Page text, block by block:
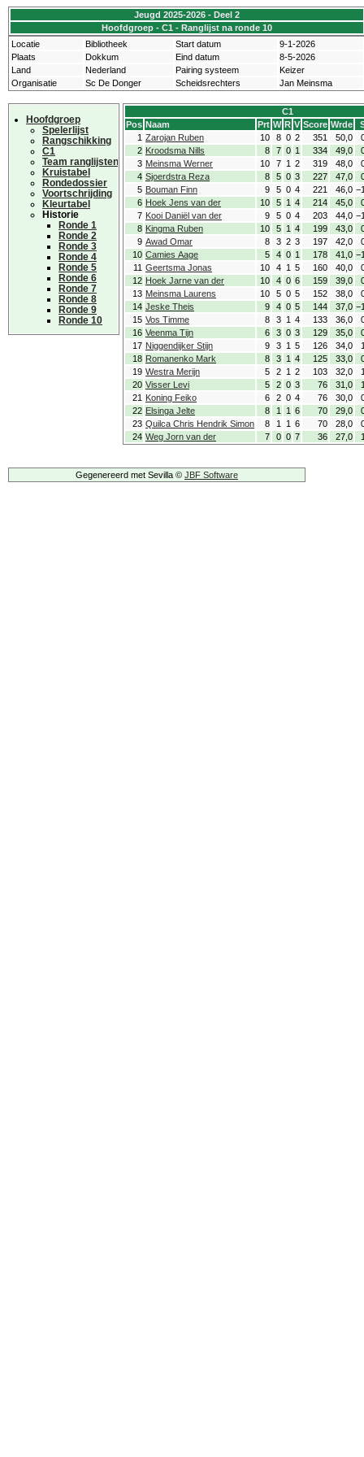
Jeugd 2025-2026 - Deel 2
Hoofdgroep - C1 - Ranglijst na ronde 10
Locatie
Bibliotheek Start datum
9-1-2026
Plaats
Dokkum Eind datum
8-5-2026
Land
Nederland Pairing systeem
Keizer
Organisatie
Sc De Donger Scheidsrechters Jan Meinsma
Hoofdgroep
Spelerlijst
Rangschikking
C1
Team ranglijsten
Kruistabel
Rondedossier
Voortschrijding
Kleurtabel
Historie
Ronde 1
Ronde 2
Ronde 3
Ronde 4
Ronde 5
Ronde 6
Ronde 7
Ronde 8
Ronde 9
Ronde 10
C1
Pos Naam Prt W R V Score Wrde
1 Zarojan Ruben 10 8 0 2 351 50,0
2 Kroodsma Nills 8 7 0 1 334 49,0
3 Meinsma Werner 10 7 1 2 319 48,0
4 Sjoerdstra Reza 8 5 0 3 227 47,0
5 Bouman Finn 9 5 0 4 221 46,0
6 Hoek Jens van der 10 5 1 4 214 45,0
7 Kooi Daniël van der 9 5 0 4 203 44,0
8 Kingma Ruben 10 5 1 4 199 43,0
9 Awad Omar 8 3 2 3 197 42,0
10 Camies Aage 5 4 0 1 178 41,0
11 Geertsma Jonas 10 4 1 5 160 40,0
12 Hoek Jarne van der 10 4 0 6 159 39,0
13 Meinsma Laurens 10 5 0 5 152 38,0
14 Jeske Theis 9 4 0 5 144 37,0
15 Vos Timme 8 3 1 4 133 36,0
16 Veenma Tijn 6 3 0 3 129 35,0
17 Niggendijker Stijn 9 3 1 5 126 34,0
18 Romanenko Mark 8 3 1 4 125 33,0
19 Westra Merijn 5 2 1 2 103 32,0
20 Visser Levi 5 2 0 3 76 31,0
21 Koning Feiko 6 2 0 4 76 30,0
22 Elsinga Jelte 8 1 1 6 70 29,0
23 Quilca Chris Hendrik Simon 8 1 1 6 70 28,0
24 Weg Jorn van der 7 0 0 7 36 27,0
Gegenereerd met Sevilla © JBF Software